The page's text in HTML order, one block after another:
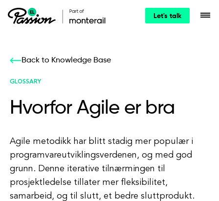
Let's talk
Back to Knowledge Base
GLOSSARY
Hvorfor Agile er bra
Agile metodikk har blitt stadig mer populær i
programvareutviklingsverdenen, og med god
grunn. Denne iterative tilnærmingen til
prosjektledelse tillater mer fleksibilitet,
samarbeid, og til slutt, et bedre sluttprodukt.